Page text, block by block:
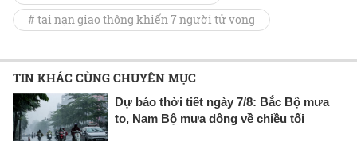
# tai nạn giao thông khiến 7 người tử vong
TIN KHÁC CÙNG CHUYÊN MỤC
Dự báo thời tiết ngày 7/8: Bắc Bộ mưa
to, Nam Bộ mưa dông về chiều tối